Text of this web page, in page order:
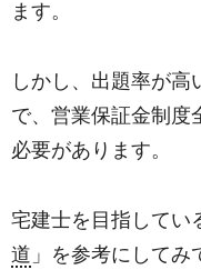
ます。
しかし、出題率が
で、営業保証金制度
必要があります。
宅建士を目指してい
道 」を参考にしてみ